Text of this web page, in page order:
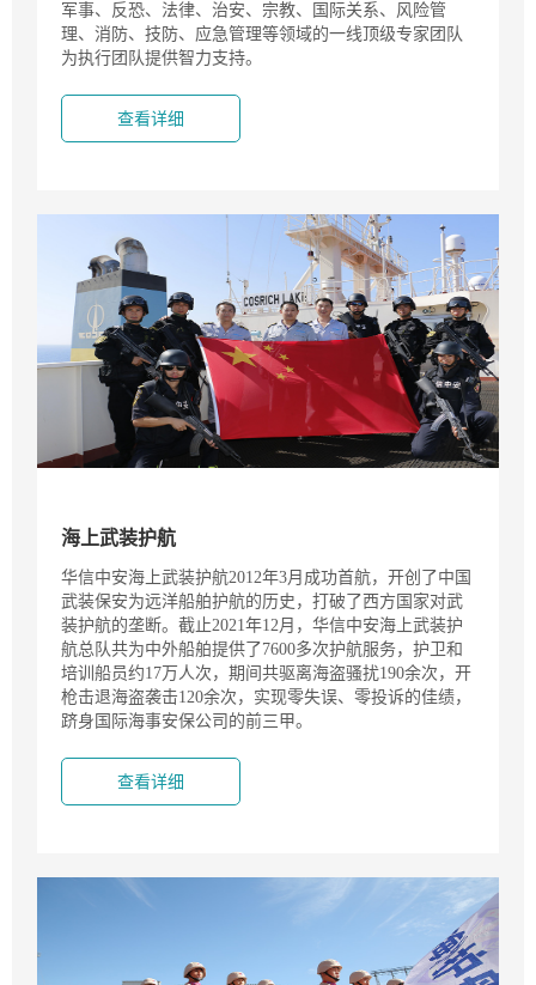
军事、反恐、法律、治安、宗教、国际关系、风险管
理、消防、技防、应急管理等领域的一线顶级专家团队
为执行团队提供智力支持。
查看详细
海上武装护航
华信中安海上武装护航2012年3月成功首航，开创了中国
武装保安为远洋船舶护航的历史，打破了西方国家对武
装护航的垄断。截止2021年12月，华信中安海上武装护
航总队共为中外船舶提供了7600多次护航服务，护卫和
培训船员约17万人次，期间共驱离海盗骚扰190余次，开
枪击退海盗袭击120余次，实现零失误、零投诉的佳绩，
跻身国际海事安保公司的前三甲。
查看详细